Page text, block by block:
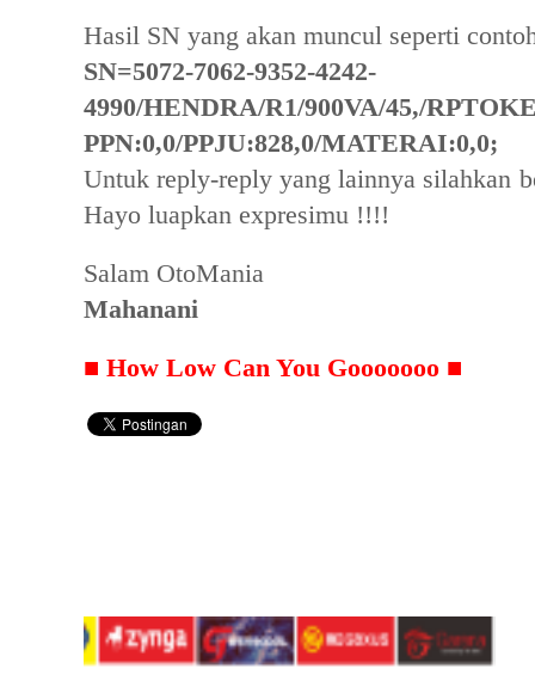
Hasil SN yang akan muncul seperti
SN=5072-7062-9352-4242-
4990/HENDRA/R1/900VA/45,/
PPN:0,0/PPJU:828,0/MATERAI:0,0;
Untuk reply-reply yang lainnya silahkan
Hayo luapkan expresimu !!!!
Salam OtoMania
Mahanani
■ How Low Can You Gooooooo ■